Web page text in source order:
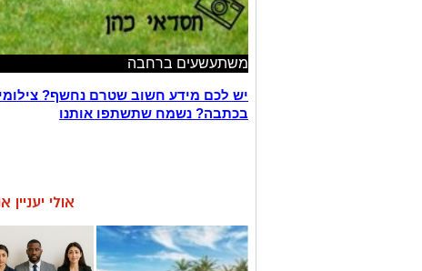
משתעשעים ברחבה
יש לכם מידע חשוב שטרם נחשף?
בכתבה? נשמח שתשתפו אותנו
אולי יעניין